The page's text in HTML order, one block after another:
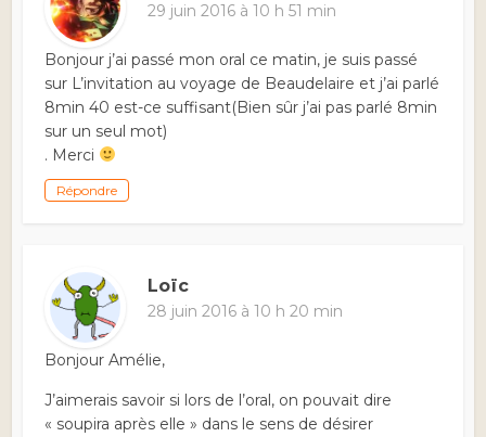
29 juin 2016 à 10 h 51 min
Bonjour j’ai passé mon oral ce matin, je suis passé
sur L’invitation au voyage de Beaudelaire et j’ai parlé
8min 40 est-ce suffisant(Bien sûr j’ai pas parlé 8min
sur un seul mot)
. Merci
Répondre
Loïc
28 juin 2016 à 10 h 20 min
Bonjour Amélie,
J’aimerais savoir si lors de l’oral, on pouvait dire
« soupira après elle » dans le sens de désirer